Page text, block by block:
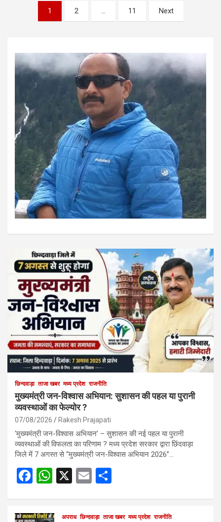
pagination
1 2 … 11 Next
छिन्दवाड़ा ताजा खबर मध्य प्रदेश राजनीति
मुख्यमंत्री जन-विश्वास अभियान: सुशासन की पहल या पुरानी
व्यवस्थाओं का फेल्योर ?
07/08/2026 Rakesh Prajapati
‘मुख्यमंत्री जन-विश्वास अभियान’ – सुशासन की नई पहल या पुरानी
व्यवस्थाओं की विफलता का परिणाम ? मध्य प्रदेश सरकार द्वारा छिंदवाड़ा
जिले में 7 अगस्त से “मुख्यमंत्री जन-विश्वास अभियान 2026”…
F
W X
E
अपराध छिन्दवाड़ा ताजा खबर मध्य प्रदेश राजनीति